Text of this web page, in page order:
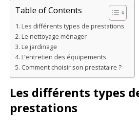
Table of Contents
Les différents types de prestations
Le nettoyage ménager
Le jardinage
L’entretien des équipements
Comment choisir son prestataire ?
Les différents types
prestations